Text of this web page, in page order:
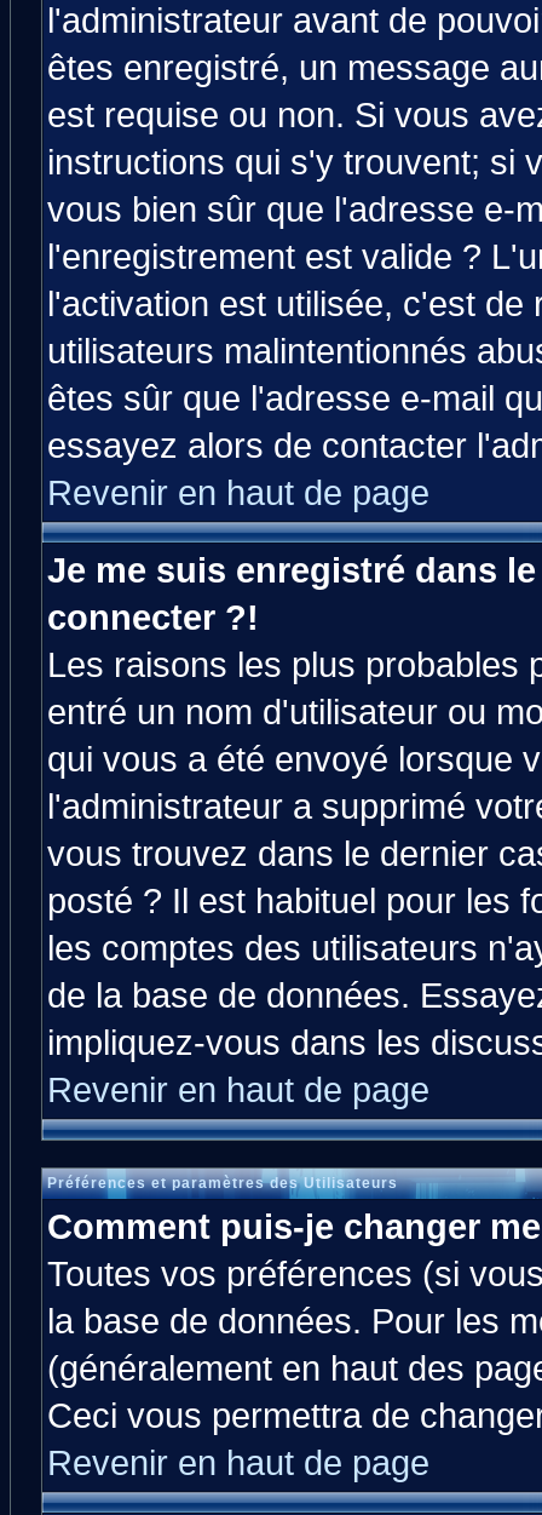
l'administrateur avant de
êtes enregistré, un message
est requise ou non. Si vous
instructions qui s'y trouvent; si
vous bien sûr que l'adresse e-
l'enregistrement est valide ?
l'activation est utilisée, c'est
utilisateurs malintentionnés
êtes sûr que l'adresse e-mail
essayez alors de contacter
Revenir en haut de page
Je me suis enregistré dans
connecter ?!
Les raisons les plus probables
entré un nom d'utilisateur ou
qui vous a été envoyé lorsque
l'administrateur a supprimé
vous trouvez dans le dernier
posté ? Il est habituel pour les
les comptes des utilisateurs
de la base de données.
impliquez-vous dans les
Revenir en haut de page
Préférences et paramètres des Utilisateurs
Comment puis-je changer
Toutes vos préférences (si
la base de données. Pour les
(généralement en haut des
Ceci vous permettra de
Revenir en haut de page